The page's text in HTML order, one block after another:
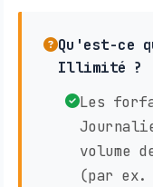
Qu'est-ce
Illimité ?
Les
volume
(par ex.